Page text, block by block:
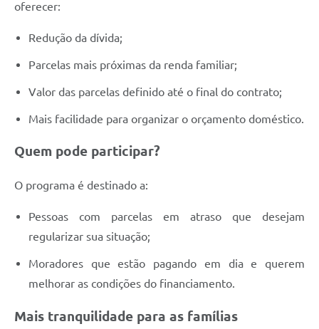
oferecer:
Redução da dívida;
Parcelas mais próximas da renda familiar;
Valor das parcelas definido até o final do contrato;
Mais facilidade para organizar o orçamento doméstico.
Quem pode participar?
O programa é destinado a:
Pessoas com parcelas em atraso que desejam
regularizar sua situação;
Moradores que estão pagando em dia e querem
melhorar as condições do financiamento.
Mais tranquilidade para as famílias